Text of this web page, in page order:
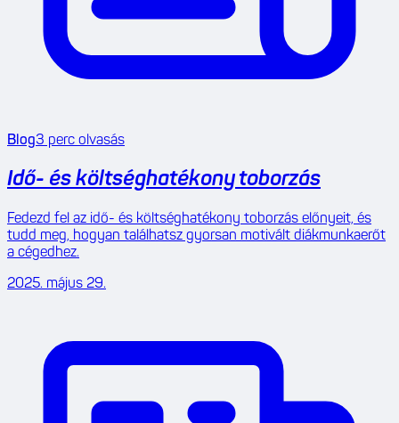
Blog3 perc olvasás
Idő- és költséghatékony toborzás
Fedezd fel az idő- és költséghatékony toborzás előnyeit, és
tudd meg, hogyan találhatsz gyorsan motivált diákmunkaerőt
a cégedhez.
2025. május 29.